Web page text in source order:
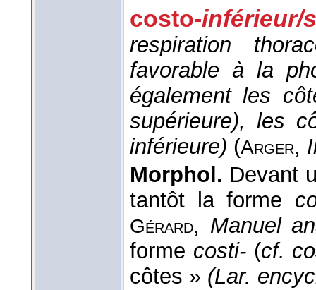
costo-inférieur/
respiration
favorable à la
également les
supérieure), les
inférieure) (Arger,
Morphol. Devant
tantôt la forme
Gérard, Manuel
forme costi-(cf.
côtes » (Lar.